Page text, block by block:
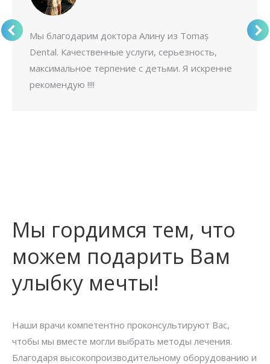
Мы благодарим доктора Алину из Tomaș
Dental. Качественные услуги, серьезность,
максимальное терпение с детьми. Я искренне
рекомендую !!!!
Мы гордимся тем, что
можем подарить Вам
улыбку мечты!
Наши врачи компетентно проконсультируют Вас,
чтобы мы вместе могли выбрать методы лечения.
Благодаря высокопроизводительному оборудованию и